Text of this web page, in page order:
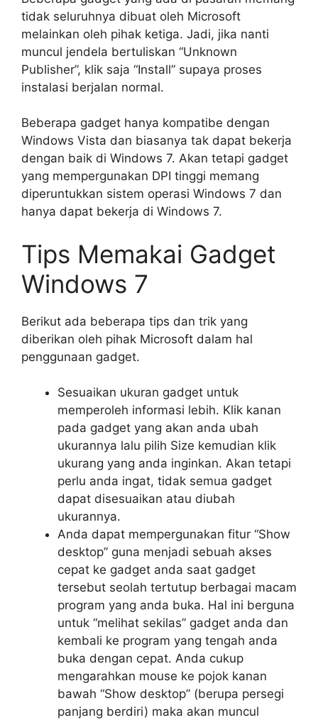
tidak seluruhnya dibuat oleh Microsoft
melainkan oleh pihak ketiga. Jadi, jika nanti
muncul jendela bertuliskan “Unknown
Publisher”, klik saja “Install” supaya proses
instalasi berjalan normal.
Beberapa gadget hanya kompatibe dengan
Windows Vista dan biasanya tak dapat bekerja
dengan baik di Windows 7. Akan tetapi gadget
yang mempergunakan DPI tinggi memang
diperuntukkan sistem operasi Windows 7 dan
hanya dapat bekerja di Windows 7.
Tips Memakai Gadget
Windows 7
Berikut ada beberapa tips dan trik yang
diberikan oleh pihak Microsoft dalam hal
penggunaan gadget.
Sesuaikan ukuran gadget untuk
memperoleh informasi lebih. Klik kanan
pada gadget yang akan anda ubah
ukurannya lalu pilih Size kemudian klik
ukurang yang anda inginkan. Akan tetapi
perlu anda ingat, tidak semua gadget
dapat disesuaikan atau diubah
ukurannya.
Anda dapat mempergunakan fitur “Show
desktop” guna menjadi sebuah akses
cepat ke gadget anda saat gadget
tersebut seolah tertutup berbagai macam
program yang anda buka. Hal ini berguna
untuk “melihat sekilas” gadget anda dan
kembali ke program yang tengah anda
buka dengan cepat. Anda cukup
mengarahkan mouse ke pojok kanan
bawah “Show desktop” (berupa persegi
panjang berdiri) maka akan muncul